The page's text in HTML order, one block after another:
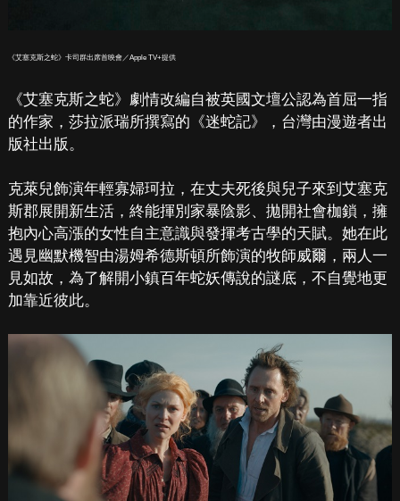
《艾塞克斯之蛇》卡司群出席首映會／Apple TV+提供
《艾塞克斯之蛇》劇情改編自被英國文壇公認為首屈一指
的作家，莎拉派瑞所撰寫的《迷蛇記》，台灣由漫遊者出
版社出版。
克萊兒飾演年輕寡婦珂拉，在丈夫死後與兒子來到艾塞克
斯郡展開新生活，終能揮別家暴陰影、拋開社會枷鎖，擁
抱內心高漲的女性自主意識與發揮考古學的天賦。她在此
遇見幽默機智由湯姆希德斯頓所飾演的牧師威爾，兩人一
見如故，為了解開小鎮百年蛇妖傳說的謎底，不自覺地更
加靠近彼此。